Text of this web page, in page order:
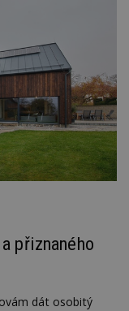
přiznaného
dát osobitý